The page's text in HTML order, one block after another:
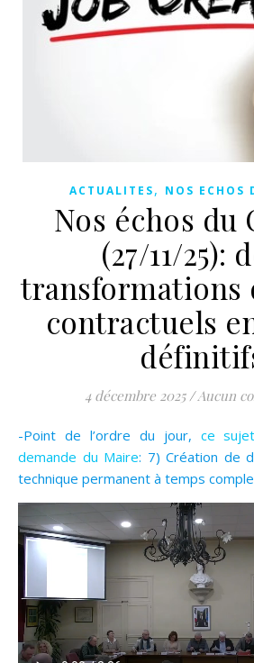
ACTUALITES, NOS ECHOS
Nos échos du
(27/11/25):
transformations
contractuels
4 décembre 2025 /Aucun
-Point de l’ordre du jour, ce
demande du Maire: 7) Création de
technique permanent à temps